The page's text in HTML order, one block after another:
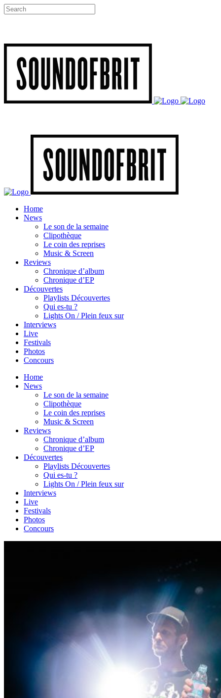
Home
News
Le son de la semaine
Clipothèque
Le coin des reprises
Music & Screen
Reviews
Chronique d’album
Chronique d’EP
Découvertes
Playlists Découvertes
Qui es-tu ?
Lights On / Plein feux sur
Interviews
Live
Festivals
Photos
Concours
Home
News
Le son de la semaine
Clipothèque
Le coin des reprises
Music & Screen
Reviews
Chronique d’album
Chronique d’EP
Découvertes
Playlists Découvertes
Qui es-tu ?
Lights On / Plein feux sur
Interviews
Live
Festivals
Photos
Concours